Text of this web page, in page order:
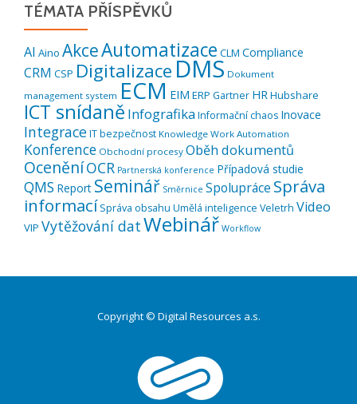
TÉMATA PŘÍSPĚVKŮ
AI Aino AkceAutomatizace CLM Compliance
CRM CSP Digitalizace DMS Dokument
management system ECM EIM ERP Gartner HR Hubshare
ICT snídaně InfografikaInformační chaos Inovace
IntegraceIT bezpečnost Knowledge Work Automation
Konference Obchodní procesy Oběh dokumentů
OceněníOCR Partnerská konference Případová studie
QMS Report Seminář Směrnice Spolupráce Správa
informací Správa obsahu Umělá inteligence Veletrh Video
VIP Vytěžování datWebinář Workflow
Copyright © Digital Resources a.s.